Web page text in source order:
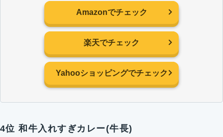
Amazonでチェック
楽天でチェック
Yahooショッピングでチェック
4位 和牛入れすぎカレー(牛長)